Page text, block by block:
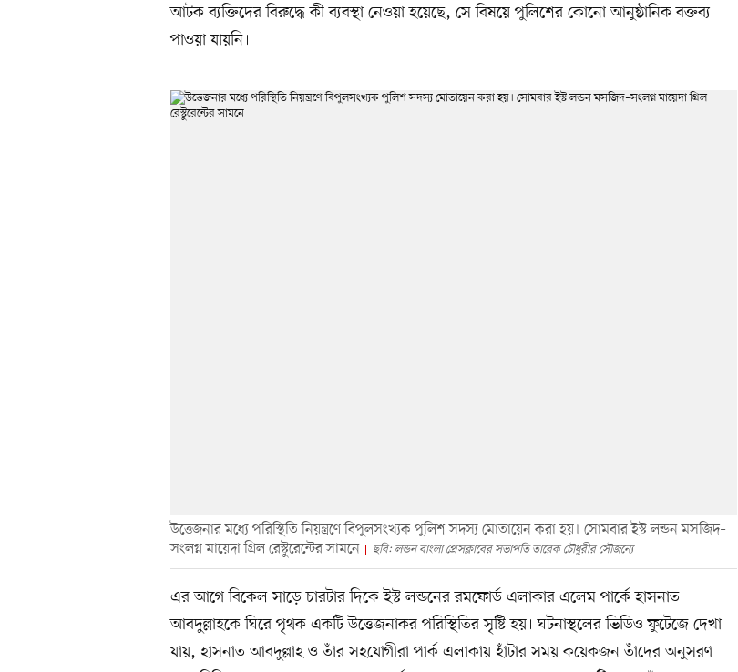
আটক ব্যক্তিদের বিরুদ্ধে কী ব্যবস্থা নেওয়া হয়েছে, সে বিষয়ে পুলিশের কোনো আনুষ্ঠানিক বক্তব্য
পাওয়া যায়নি।
উত্তেজনার মধ্যে পরিস্থিতি নিয়ন্ত্রণে বিপুলসংখ্যক পুলিশ সদস্য মোতায়েন করা হয়। সোমবার ইস্ট লন্ডন মসজিদ–
সংলগ্ন মায়েদা গ্রিল রেস্টুরেন্টের সামনে
ছবি: লন্ডন বাংলা প্রেসক্লাবের সভাপতি তারেক চৌধুরীর সৌজন্যে
এর আগে বিকেল সাড়ে চারটার দিকে ইস্ট লন্ডনের রমফোর্ড এলাকার এলেম পার্কে হাসনাত
আবদুল্লাহকে ঘিরে পৃথক একটি উত্তেজনাকর পরিস্থিতির সৃষ্টি হয়। ঘটনাস্থলের ভিডিও ফুটেজে দেখা
যায়, হাসনাত আবদুল্লাহ ও তাঁর সহযোগীরা পার্ক এলাকায় হাঁটার সময় কয়েকজন তাঁদের অনুসরণ